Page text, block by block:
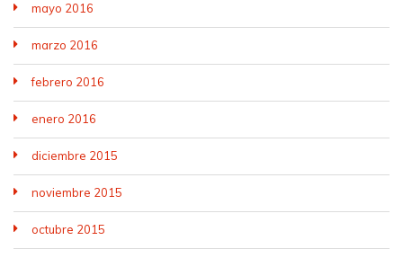
mayo 2016
marzo 2016
febrero 2016
enero 2016
diciembre 2015
noviembre 2015
octubre 2015